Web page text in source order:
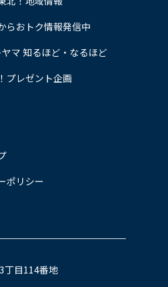
らおトク情報発信中
マ 知るほど・なるほど
プレゼント企画
ポリシー
丁目114番地